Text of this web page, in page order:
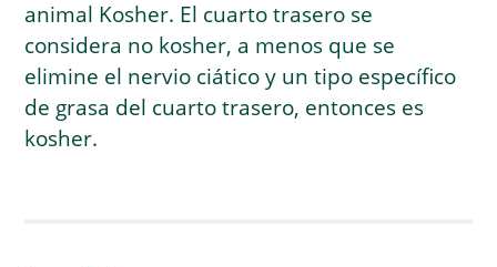
animal Kosher. El cuarto trasero se
considera no kosher, a menos que se
elimine el nervio ciático y un tipo específico
de grasa del cuarto trasero, entonces es
kosher.